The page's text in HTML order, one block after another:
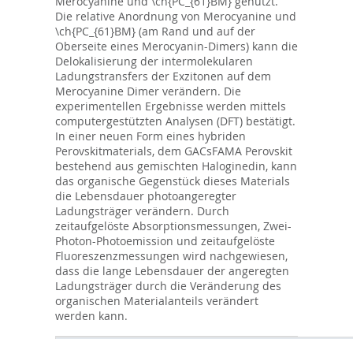
Die relative Anordnung von Merocyanine und
\ch{PC_{61}BM} (am Rand und auf der
Oberseite eines Merocyanin-Dimers) kann die
Delokalisierung der intermolekularen
Ladungstransfers der Exzitonen auf dem
Merocyanine Dimer verändern. Die
experimentellen Ergebnisse werden mittels
computergestützten Analysen (DFT) bestätigt.
In einer neuen Form eines hybriden
Perovskitmaterials, dem GACsFAMA Perovskit
bestehend aus gemischten Haloginedin, kann
das organische Gegenstück dieses Materials
die Lebensdauer photoangeregter
Ladungsträger verändern. Durch
zeitaufgelöste Absorptionsmessungen, Zwei-
Photon-Photoemission und zeitaufgelöste
Fluoreszenzmessungen wird nachgewiesen,
dass die lange Lebensdauer der angeregten
Ladungsträger durch die Veränderung des
organischen Materialanteils verändert
werden kann.